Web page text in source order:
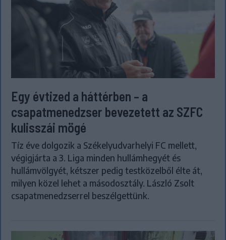
Egy évtized a háttérben – a
csapatmenedzser bevezetett az SZFC
kulisszái mögé
Tíz éve dolgozik a Székelyudvarhelyi FC mellett,
végigjárta a 3. Liga minden hullámhegyét és
hullámvölgyét, kétszer pedig testközelből élte át,
milyen közel lehet a másodosztály. László Zsolt
csapatmenedzserrel beszélgettünk.